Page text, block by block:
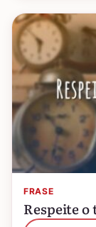
FRASE
Respeite o